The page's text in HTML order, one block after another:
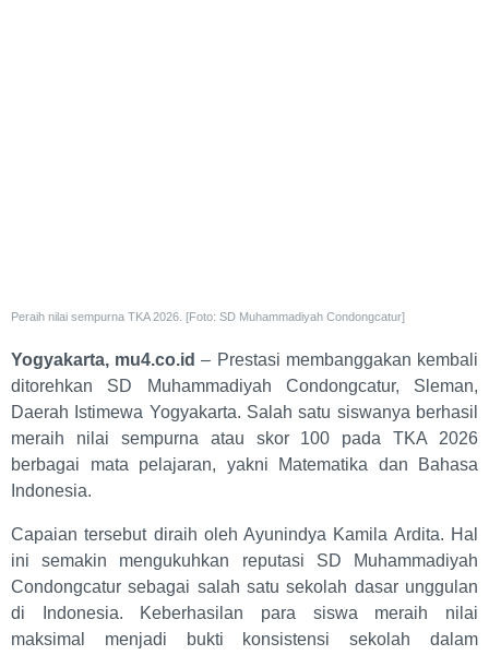
Peraih nilai sempurna TKA 2026. [Foto: SD Muhammadiyah Condongcatur]
Yogyakarta, mu4.co.id – Prestasi membanggakan kembali
ditorehkan SD Muhammadiyah Condongcatur, Sleman,
Daerah Istimewa Yogyakarta. Salah satu siswanya berhasil
meraih nilai sempurna atau skor 100 pada TKA 2026
berbagai mata pelajaran, yakni Matematika dan Bahasa
Indonesia.
Capaian tersebut diraih oleh Ayunindya Kamila Ardita. Hal
ini semakin mengukuhkan reputasi SD Muhammadiyah
Condongcatur sebagai salah satu sekolah dasar unggulan
di Indonesia. Keberhasilan para siswa meraih nilai
maksimal menjadi bukti konsistensi sekolah dalam